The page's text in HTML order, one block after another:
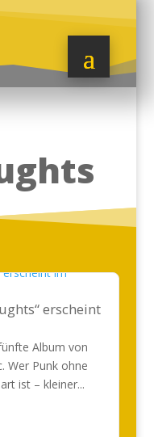
erscheint
Album von
Wer Punk ohne
ist – kleiner...